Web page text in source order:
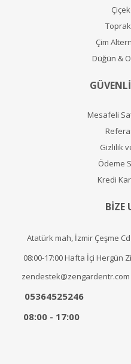
Çim
Düğün &
Mesafeli
Gizlilik
Ödeme
Kredi
BİZE
Atatürk mah, İzmir Çeşme
08:00-17:00 Hafta İçi Hergün
zendestek@zengardentr.com
05364525246
08:00 - 17:00